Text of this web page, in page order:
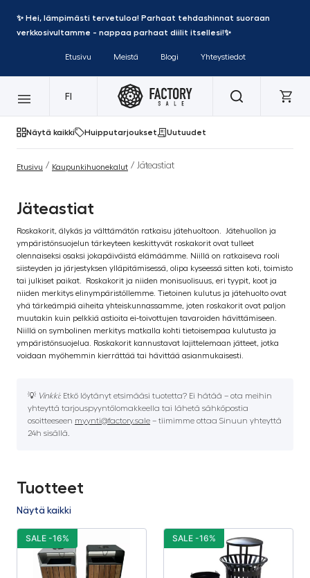
✨ Hei, lämpimästi tervetuloa! Parhaat tehdashinnat suoraan
verkkosivultamme - nappaa parhaat diilit itsellesi!✨
Etusivu Meistä Blogi Yhteystiedot
FI
Näytä kaikki Huipputarjoukset Uutuudet
Etusivu / Kaupunkihuonekalut / Jäteastiat
Jäteastiat
Roskakorit, älykäs ja välttämätön ratkaisu jätehuoltoon.
Jätehuollon ja
ympäristönsuojelun tärkeyteen keskittyvät roskakorit ovat tulleet
olennaiseksi osaksi jokapäiväistä elämäämme. Niillä on ratkaiseva rooli
siisteyden ja järjestyksen ylläpitämisessä, olipa kyseessä sitten koti, toimisto
tai julkiset paikat. Roskakorit ja niiden monisuolisuus, eri tyypit, koot ja
niiden merkitys elinympäristöllemme. Tietoinen kulutus ja jätehuolto ovat
yhä tärkeämpiä aiheita yhteiskunnassamme, joten roskakorit ovat paljon
muutakin kuin pelkkiä astioita ei-toivottujen tavaroiden hävittämiseen.
Niillä on symbolinen merkitys matkalla kohti tietoisempaa kulutusta ja
ympäristönsuojelua. Roskakorit kannustavat lajittelemaan jätteet, jotka
voidaan myöhemmin kierrättää tai hävittää asianmukaisesti.
💡 Vinkki: Etkö löytänyt etsimääsi tuotetta? Ei hätää – ota meihin
yhteyttä tarjouspyyntölomakkeella tai lähetä sähköpostia
osoitteeseen myynti@factory.sale – tiimimme ottaa Sinuun yhteyttä
24h sisällä.
Tuotteet
Näytä kaikki
SALE -16% SALE -16%